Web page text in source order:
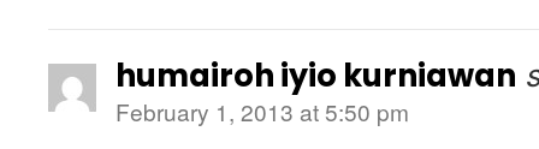
humairoh iyio kurniawan
February 1, 2013 at 5:50 pm